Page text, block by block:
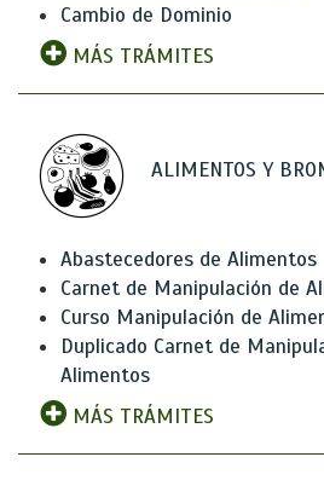
Cambio de Dominio
MÁS TRÁMITES
ALIMENTOS Y
Abastecedores de Alimentos
Carnet de Manipulación de
Curso Manipulación de
Duplicado Carnet de
Alimentos
MÁS TRÁMITES